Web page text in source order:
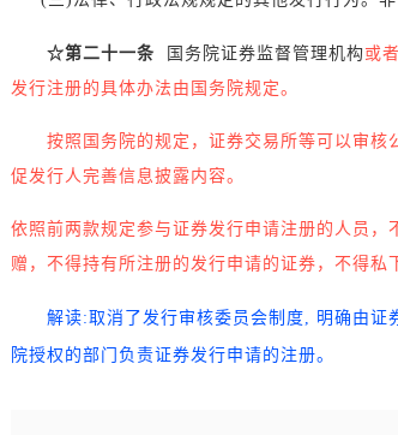
☆第二十一条 国务院证券监督管理机构或
发行注册的具体办法由国务院规定。
按照国务院的规定，证券交易所等可以审
促发行人完善信息披露内容。
依照前两款规定参与证券发行申请注册的人员
赠，不得持有所注册的发行申请的证券，不得私
解读:取消了发行审核委员会制度, 明确由证
院授权的部门负责证券发行申请的注册。